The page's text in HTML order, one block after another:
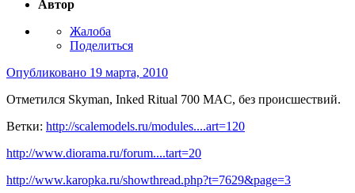
Автор
Жалоба
Поделиться
Опубликовано 19 марта, 2010
Отметился Skyman, Inked Ritual 700 MAC, без происшествий.
Ветки: http://scalemodels.ru/modules....art=120
http://www.diorama.ru/forum....tart=20
http://www.karopka.ru/showthread.php?t=7629&page=3